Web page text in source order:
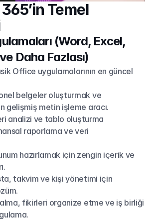
Temel
(Word, Excel,
Daha Fazlası)
Office uygulamalarının en güncel
belgeler oluşturmak ve
gelişmiş metin işleme aracı.
analizi ve tablo oluşturma
raporlama ve veri
hazırlamak için zengin içerik ve
takvim ve kişi yönetimi için
fikirleri organize etme ve iş birliği